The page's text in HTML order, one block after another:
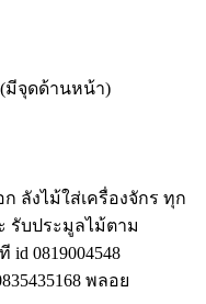
(มีจุดด้านหน้า)
ลังไม้ใส่เครื่องจักร ทุก
รับประมูลไม้ตาม
0819004548
พลอย